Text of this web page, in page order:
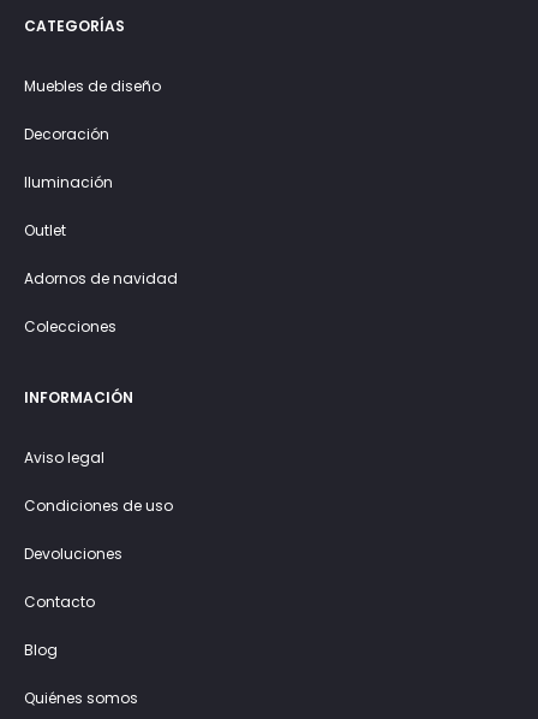
CATEGORÍAS
Muebles de diseño
Decoración
Iluminación
Outlet
Adornos de navidad
Colecciones
INFORMACIÓN
Aviso legal
Condiciones de uso
Devoluciones
Contacto
Blog
Quiénes somos